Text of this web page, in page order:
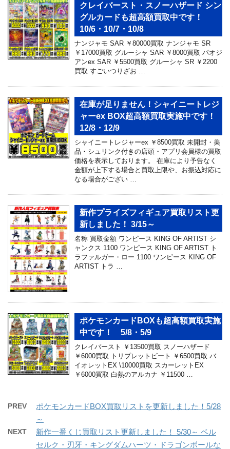
クレイバースト・スノーハザード シン
グルカードも超高額買取中です！
10/6・10/7・10/8
ナンジャモ SAR ￥80000買取 ナンジャモ SR
￥17000買取 グルーシャ SAR ￥8000買取 パオジ
アンex SAR ￥5500買取 グルーシャ SR ￥2200
買取 すごいつりざお …
在庫が足りません！シャイニートレジ
ャーex BOX超高額買取実施中です！
12/8・12/9
シャイニートレジャーex ￥8500買取 未開封・美
品・シュリンク付きの店頭・アプリ会員様の買取
価格を表示しております。 在庫により予告なく
金額が上下する場合と買取上限や、お振込対応に
なる場合がござい …
新作プライズフィギュア買取リスト更
新しました！ 3/15～
名称 買取金額 ワンピース KING OF ARTIST シ
ャンクス 1100 ワンピース KING OF ARTIST ト
ラファルガー・ロー 1100 ワンピース KING OF
ARTIST トラ …
ポケモンカードBOXも超高額買取実施
中です！ 5/8・5/9
クレイバースト ￥13500買取 スノーハザード
￥6000買取 トリプレットビート ￥6500買取 バ
イオレットEX \10000買取 スカーレットEX
￥6000買取 白熱のアルカナ ￥11500 …
PREV
ポケモンカードBOX買取リストを更新しました！5/28
～
NEXT
新作一番くじ買取リスト更新しました！ 5/30～ ベル
セルク・刃牙・キングダムハーツ・ドラゴンボールな